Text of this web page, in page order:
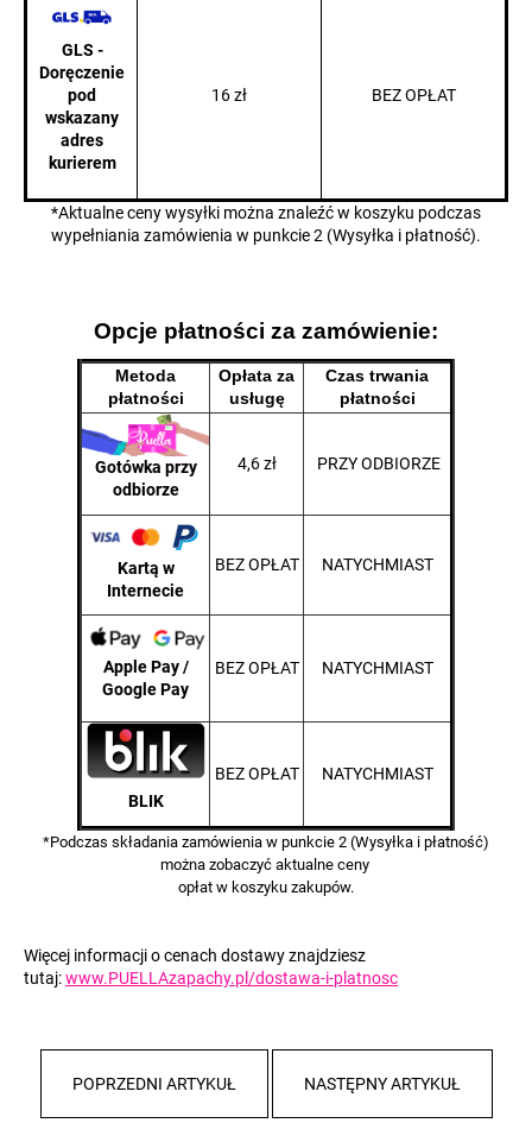
GLS -
Doręczenie
pod
wskazany
adres
kurierem
16 zł BEZ OPŁAT
*Aktualne ceny wysyłki można znaleźć w koszyku podczas
wypełniania zamówienia w punkcie 2 (Wysyłka i płatność).
Opcje płatności za zamówienie:
Metoda
płatności
Opłata za
usługę
Czas trwania
płatności
Gotówka przy
odbiorze
4,6 zł PRZY ODBIORZE
Kartą w
Internecie
BEZ OPŁAT NATYCHMIAST
Apple Pay /
Google Pay
BEZ OPŁAT NATYCHMIAST
BLIK
BEZ OPŁAT NATYCHMIAST
*Podczas składania zamówienia w punkcie 2 (Wysyłka i płatność)
można zobaczyć aktualne ceny
opłat w koszyku zakupów.
Więcej informacji o cenach dostawy znajdziesz
tutaj:www.PUELLAzapachy.pl/dostawa-i-platnosc
POPRZEDNI ARTYKUŁ NASTĘPNY ARTYKUŁ